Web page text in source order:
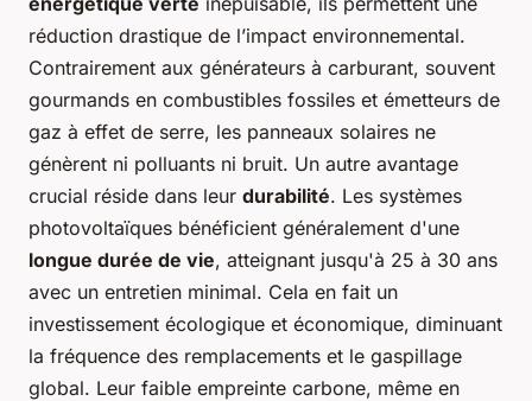
réduction drastique de l’impact environnemental.
Contrairement aux générateurs à carburant, souvent
gourmands en combustibles fossiles et émetteurs de
gaz à effet de serre, les panneaux solaires ne
génèrent ni polluants ni bruit. Un autre avantage
crucial réside dans leur durabilité. Les systèmes
photovoltaïques bénéficient généralement d'une
longue durée de vie, atteignant jusqu'à 25 à 30 ans
avec un entretien minimal. Cela en fait un
investissement écologique et économique, diminuant
la fréquence des remplacements et le gaspillage
global. Leur faible empreinte carbone, même en